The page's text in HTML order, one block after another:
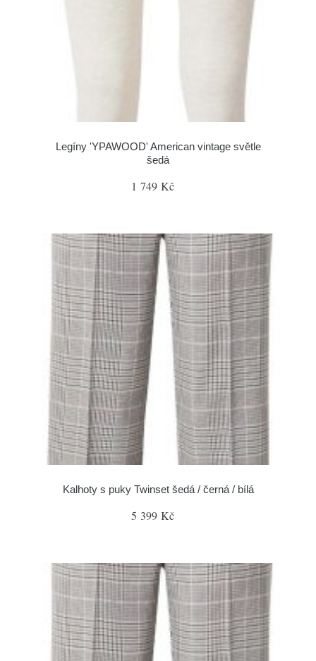
Legíny 'YPAWOOD' American vintage světle
šedá
1 749 Kč
Kalhoty s puky Twinset šedá / černá / bílá
5 399 Kč